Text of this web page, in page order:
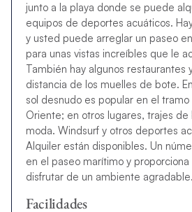
junto a la playa donde se puede
equipos de deportes acuáticos.
y usted puede arreglar un paseo
para unas vistas increíbles que le
También hay algunos restaurantes
distancia de los muelles de bote.
sol desnudo es popular en el
Oriente; en otros lugares, trajes
moda. Windsurf y otros deportes
Alquiler están disponibles. Un
en el paseo marítimo y
disfrutar de un ambiente agradable.
Facilidades